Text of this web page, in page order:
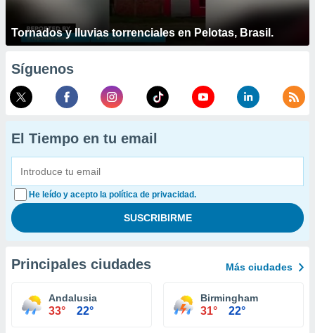
Tornados y lluvias torrenciales en Pelotas, Brasil.
Síguenos
El Tiempo en tu email
He leído y acepto la política de privacidad.
Principales ciudades Más ciudades
Andalusia
33° 22°
Birmingham
31° 22°